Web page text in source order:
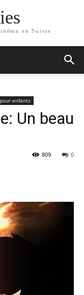
en Suisse
enfants
Un beau
0
809